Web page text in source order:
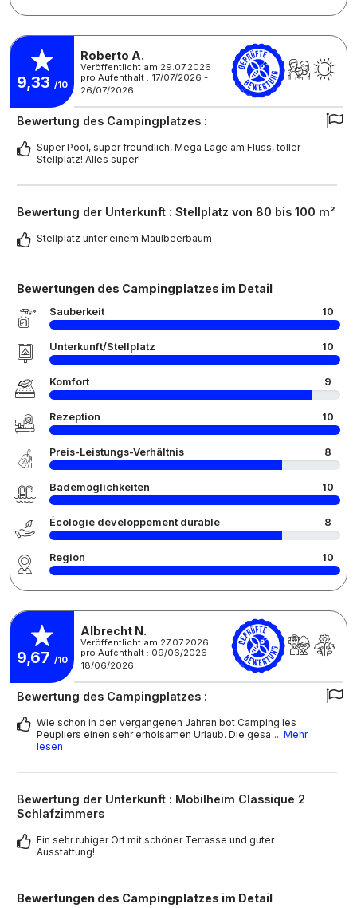
9,33 /10
Roberto A.
Veröffentlicht am 29.07.2026
pro Aufenthalt : 17/07/2026 -
26/07/2026
Bewertung des Campingplatzes :
Super Pool, super freundlich, Mega Lage am Fluss, toller
Stellplatz! Alles super!
Bewertung der Unterkunft : Stellplatz von 80 bis 100 m²
Stellplatz unter einem Maulbeerbaum
Bewertungen des Campingplatzes im Detail
Sauberkeit 10
Unterkunft/Stellplatz 10
Komfort 9
Rezeption 10
Preis-Leistungs-Verhältnis 8
Bademöglichkeiten 10
Écologie développement durable 8
Region 10
9,67 /10
Albrecht N.
Veröffentlicht am 27.07.2026
pro Aufenthalt : 09/06/2026 -
18/06/2026
Bewertung des Campingplatzes :
Wie schon in den vergangenen Jahren bot Camping les
Peupliers einen sehr erholsamen Urlaub. Die gesa ... Mehr
lesen
Bewertung der Unterkunft : Mobilheim Classique 2
Schlafzimmers
Ein sehr ruhiger Ort mit schöner Terrasse und guter
Ausstattung!
Bewertungen des Campingplatzes im Detail